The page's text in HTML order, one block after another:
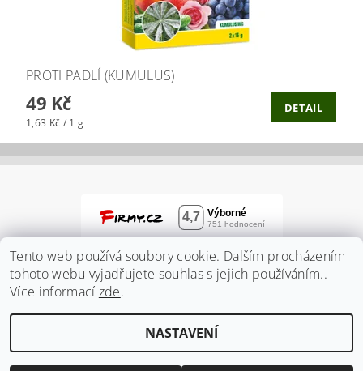
PROTI PADLÍ (KUMULUS)
49 Kč
1,63 Kč / 1 g
DETAIL
2026 ©Zahradnidum.cz, všechna práva vyhrazena
Tento web používá soubory cookie. Dalším procházením
tohoto webu vyjadřujete souhlas s jejich používáním..
Více informací zde.
NASTAVENÍ